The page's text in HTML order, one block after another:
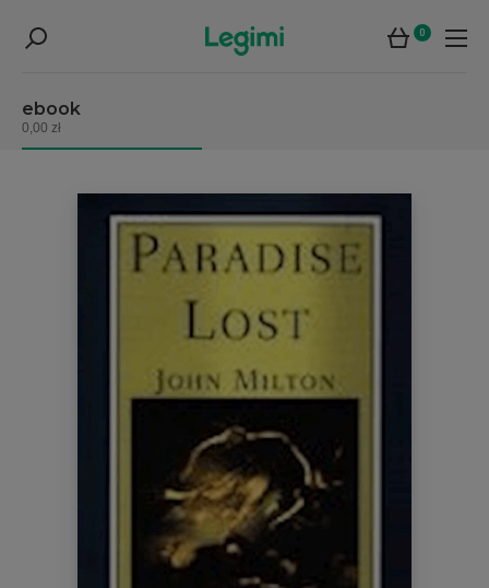
0
ebook
0,00 zł